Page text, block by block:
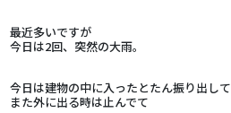
最近多いですが
今日は2回、突然の大雨。
今日は建物の中に入ったとたん振り出して
また外に出る時は止んでて